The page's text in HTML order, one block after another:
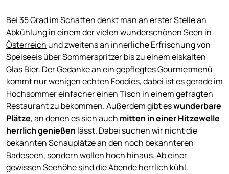
Bei 35 Grad im Schatten denkt man an erster Stelle an
Abkühlung in einem der vielenwunderschönen Seen in
Österreich und zweitens an innerliche Erfrischung von
Speiseeis über Sommerspritzer bis zu einem eiskalten
Glas Bier. Der Gedanke an ein gepflegtes Gourmetmenü
kommt nur wenigen echten Foodies, dabei ist es gerade im
Hochsommer einfacher einen Tisch in einem gefragten
Restaurant zu bekommen. Außerdem gibt eswunderbare
Plätze, an denen es sich auch mitten in einer Hitzewelle
herrlich genießen lässt. Dabei suchen wir nicht die
bekannten Schauplätze an den noch bekannteren
Badeseen, sondern wollen hoch hinaus. Ab einer
gewissen Seehöhe sind die Abende herrlich kühl.